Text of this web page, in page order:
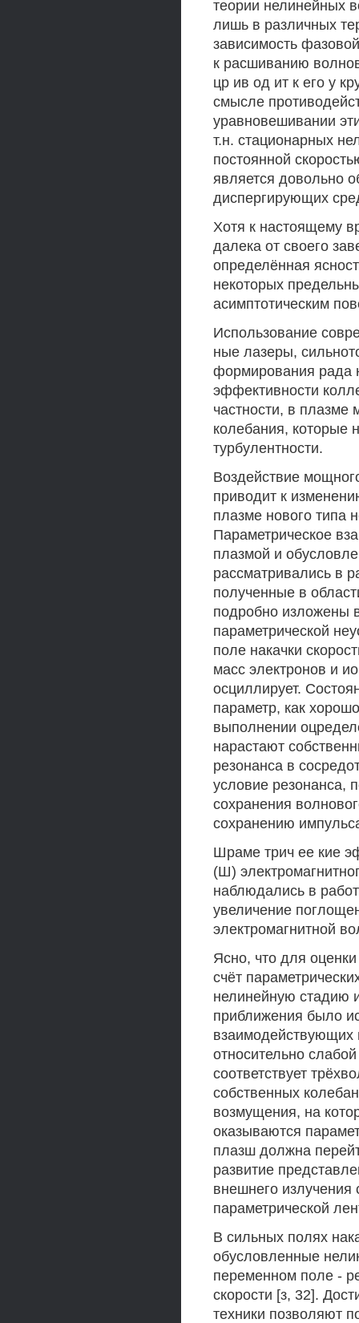
теории нелинейных
лишь в различных
зависимость
к расшиванию
цр ив од ит к его у
смысле
уравновешивании
т.н. стационарных
постоянной
является довольно
диспергирующих
Хотя к настоящему
далека от своего
определённая
некоторых
асимптотическим
Использование
ные лазеры,
формирования рада
эффективности
частности, в плазме
колебания, которые
турбулентности.
Воздействие
приводит к
плазме нового типа
Параметрическое
плазмой и
рассматривались в
полученные в
подробно изложены
параметрической
поле накачки
масс электронов и
осциллирует.
параметр, как
выполнении
нарастают
резонанса в
условие резонанса,
сохранения
сохранению
Шраме трич ее кие
(Ш)
наблюдались в
увеличение
электромагнитной
Ясно, что для
счёт
нелинейную стадию
приближения было
взаимодействующих
относительно
соответствует
собственных
возмущения, на
оказываются
плазш должна
развитие
внешнего излучения
параметрической
В сильных полях
обусловленные
переменном поле -
скорости [з, 32].
техники позволяют